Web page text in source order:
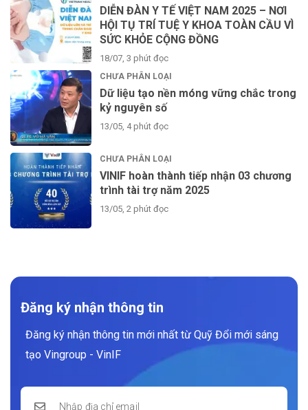
DIỄN ĐÀN Y TẾ VIỆT NAM 2025 – NƠI
HỘI TỤ TRÍ TUỆ Y KHOA TOÀN CẦU VÌ
SỨC KHỎE CỘNG ĐỒNG
18/07, 3 phút đọc
CHƯA PHÂN LOẠI
Dữ liệu tạo nền móng vững chắc trong
kỷ nguyên số
13/05, 4 phút đọc
CHƯA PHÂN LOẠI
VINIF hoàn thành tiếp nhận 03 chương
trình tài trợ năm 2025
13/05, 2 phút đọc
Đăng ký nhận thông tin
Đăng ký nhận thông tin mới nhất từ Quỹ Đổi mới sáng
tạo Vingroup - VinIF